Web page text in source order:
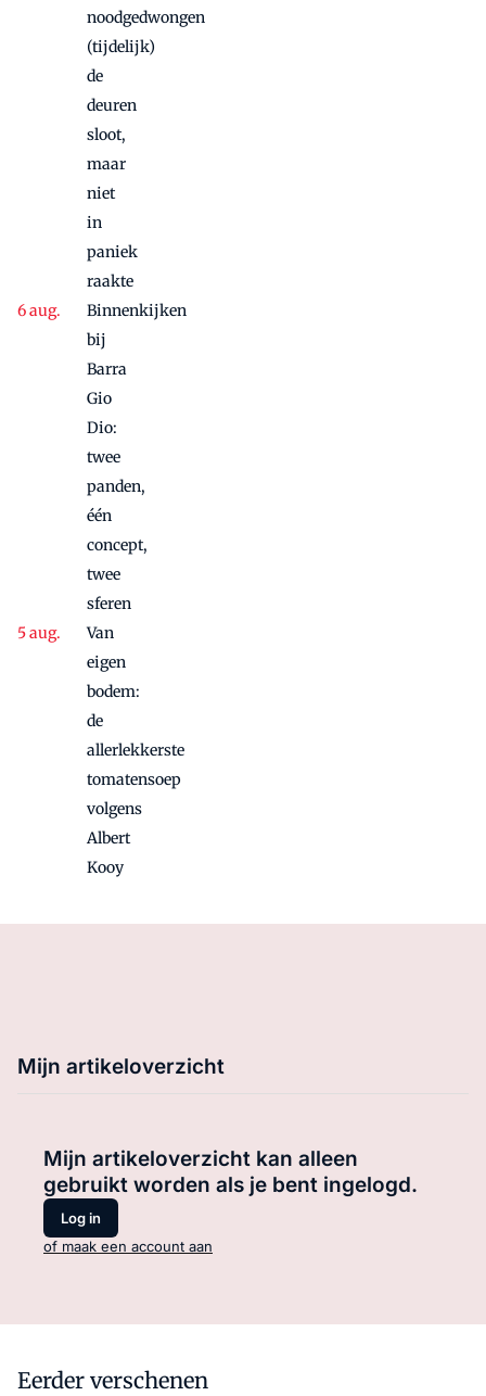
noodgedwongen
(tijdelijk)
de
deuren
sloot,
maar
niet
in
paniek
raakte
Binnenkijken
bij
Barra
Gio
Dio:
twee
panden,
één
concept,
twee
sferen
Van
eigen
bodem:
de
allerlekkerste
tomatensoep
volgens
Albert
Kooy
Mijn artikeloverzicht
Mijn artikeloverzicht kan alleen
gebruikt worden als je bent ingelogd.
Log in
of maak een account aan
Eerder verschenen